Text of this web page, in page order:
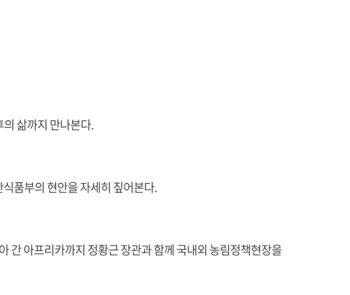
삶까지 만나본다.
품부의 현안을 자세히 짚어본다.
간 아프리카까지 정황근 장관과 함께 국내외 농림정책현장을